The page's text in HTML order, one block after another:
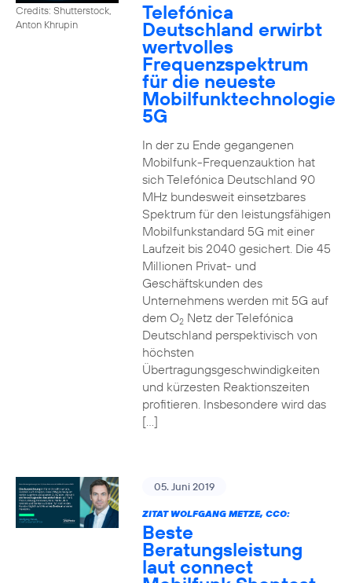
Credits: Shutterstock,
Anton Khrupin
Telefónica
Deutschland erwirbt
wertvolles
Frequenzspektrum
für die neueste
Mobilfunktechnologie
5G
In der zu Ende gegangenen
Mobilfunk-Frequenzauktion hat
sich Telefónica Deutschland 90
MHz bundesweit einsetzbares
Spektrum für den leistungsfähigen
Mobilfunkstandard 5G mit einer
Laufzeit bis 2040 gesichert. Die 45
Millionen Privat- und
Geschäftskunden des
Unternehmens werden mit 5G auf
dem O2Netz der Telefónica
Deutschland perspektivisch von
höchsten
Übertragungsgeschwindigkeiten
und kürzesten Reaktionszeiten
profitieren. Insbesondere wird das
[…]
05. Juni 2019
ZITAT WOLFGANG METZE, CCO:
Beste
Beratungsleistung
laut connect